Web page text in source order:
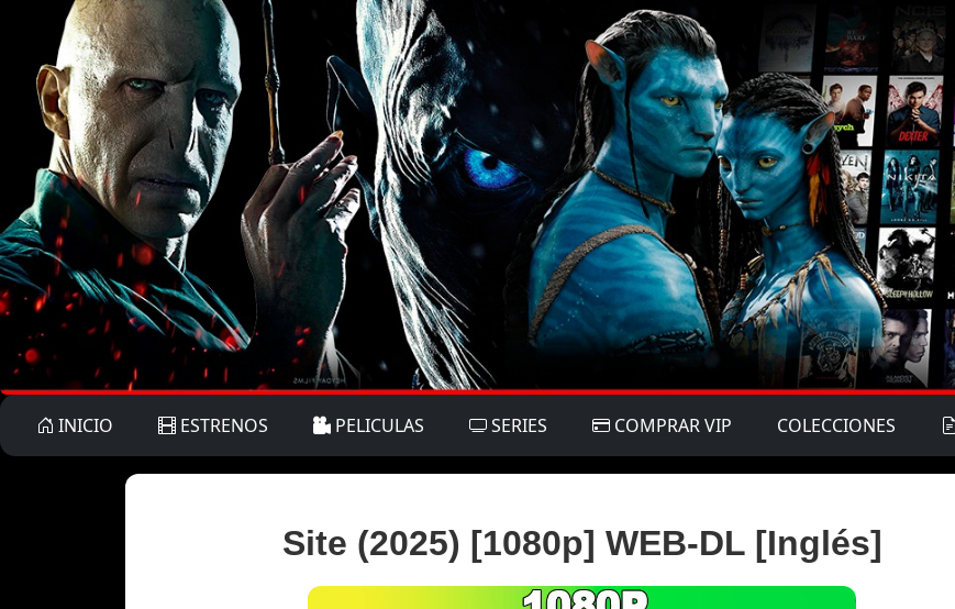
INICIO ESTRENOS PELICULAS SERIES COMPRAR VIP COLECCIONES
Site (2025) [1080p] WEB-DL [Inglés]